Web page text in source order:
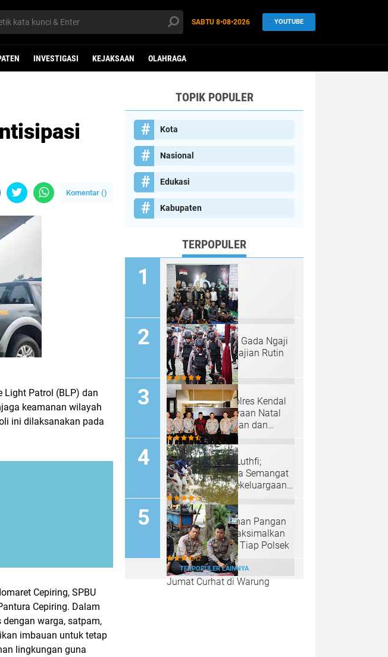
SABTU 8•08•2026 YOUTUBE
INVESTIGASI KEJAKSAAN OLAHRAGA
Komentar ()
Light Patrol (BLP) dan
keamanan wilayah
ini dilaksanakan pada
Cepiring, SPBU
Cepiring. Dalam
warga, satpam,
imbauan untuk tetap
lingkungan guna
TOPIK POPULER
Kota
Nasional
Edukasi
Kabupaten
TERPOPULER
Padepokan "Palu Gada Ngaji
Roso" Gelar Pengajian Rutin
Selapanan
Tim Sterilisasi Polres Kendal
Siap Kawal Perayaan Natal
2024 dengan Aman dan
Kondusif
Irjen Pol Ahmad Luthfi;
Anjangsana Bawa Semangat
Kebersamaan, Kekeluargaan
Serta Pengabdian Tinggi
Program Ketahanan Pangan
Polres Batang Maksimalkan
Lahan Kosong di Tiap Polsek
Jumat Curhat di Warung
TERPOPULER LAINNYA